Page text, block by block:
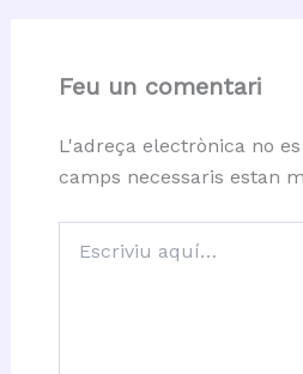
Feu un comentari
L'adreça electrònica no
camps necessaris estan
aquí…